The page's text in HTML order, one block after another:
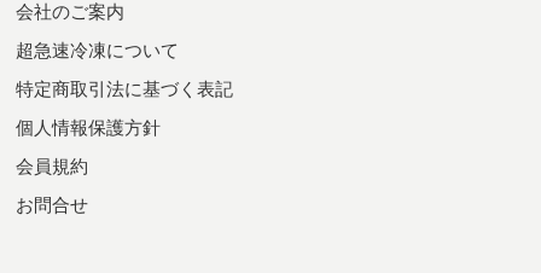
会社のご案内
超急速冷凍について
特定商取引法に基づく表記
個人情報保護方針
会員規約
お問合せ